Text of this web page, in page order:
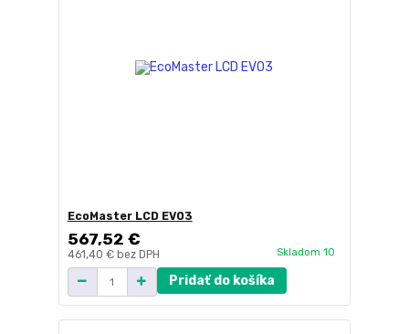
EcoMaster LCD EVO3
567,52 €
461,40 € bez DPH Skladom 10
Pridať do košíka